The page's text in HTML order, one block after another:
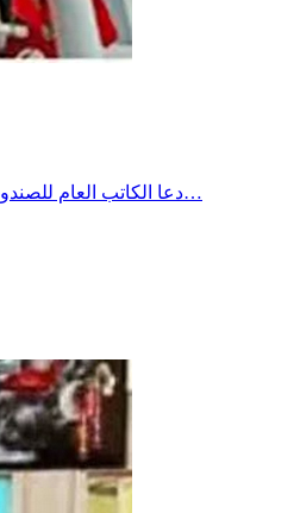
دعا الكاتب العام للصندوق الوطني للضمان الاجتماعي، توفيق كاترو، إلى اعتماد صيغ تمويل جديدة لفائدة الصناديق الاجتماعية، مؤكداً أن ذلك أصبح ضرورة لضمان استدامة المنظومة ومواصلة تقديم…